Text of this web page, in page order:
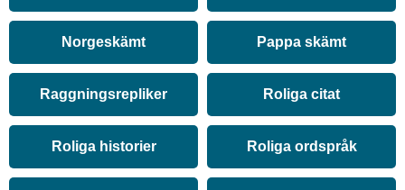
Norgeskämt Pappa skämt
Raggningsrepliker Roliga citat
Roliga historier Roliga ordspråk